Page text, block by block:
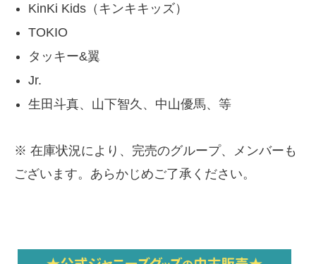
KinKi Kids（キンキキッズ）
TOKIO
タッキー&翼
Jr.
生田斗真、山下智久、中山優馬、等
※ 在庫状況により、完売のグループ、メンバーも
ございます。あらかじめご了承ください。